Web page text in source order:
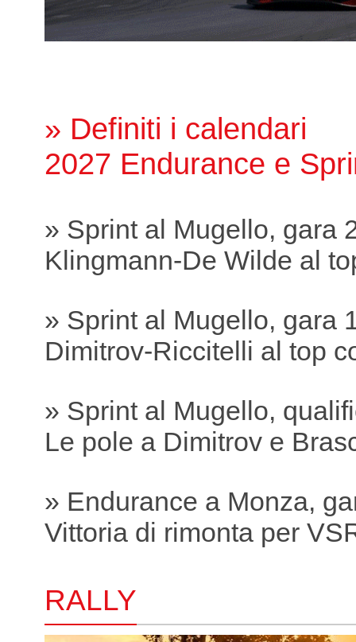
» Definiti i calendari
2027 Endurance e
» Sprint al Mugello, gara
Klingmann-De Wilde al
» Sprint al Mugello, gara
Dimitrov-Riccitelli al top
» Sprint al Mugello,
Le pole a Dimitrov e
» Endurance a Monza,
Vittoria di rimonta per
RALLY